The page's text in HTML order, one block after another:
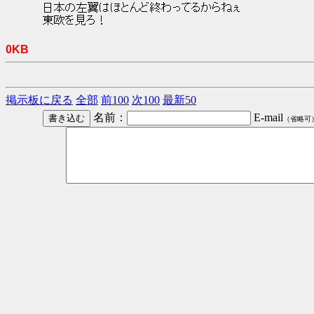
日本の左翼はほとんど終わってるからねぇ
東欧を見ろ！
0KB
掲示板に戻る 全部 前100 次100 最新50
名前：
E-mail （省略可）